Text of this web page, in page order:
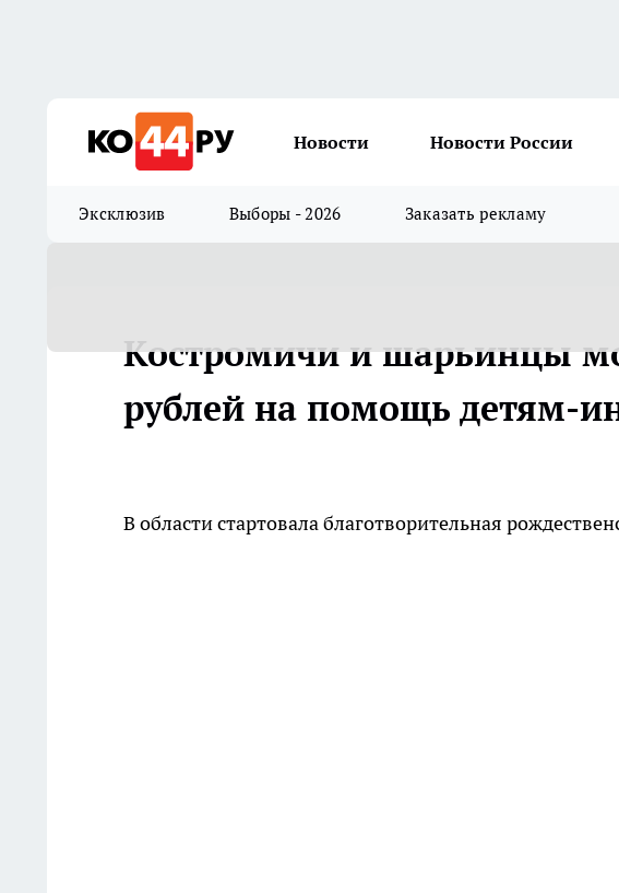
Новости Новости России
Эксклюзив Выборы - 2026 Заказать рекламу
Костромичи и шарьинцы
рублей на помощь детям-
В области стартовала благотворительная